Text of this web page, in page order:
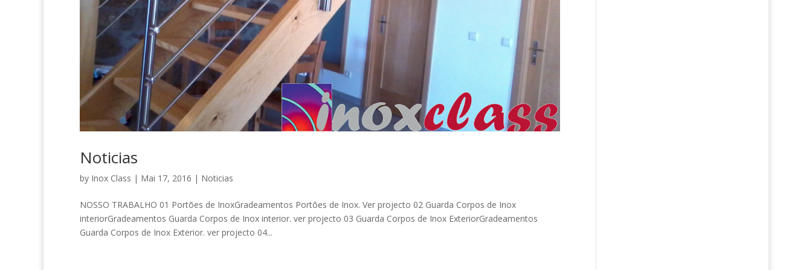
Noticias
by Inox Class | Mai 17, 2016 | Noticias
NOSSO TRABALHO 01 Portões de InoxGradeamentos Portões de Inox. Ver projecto 02 Guarda Corpos de Inox
interiorGradeamentos Guarda Corpos de Inox interior. ver projecto 03 Guarda Corpos de Inox ExteriorGradeamentos
Guarda Corpos de Inox Exterior. ver projecto 04...